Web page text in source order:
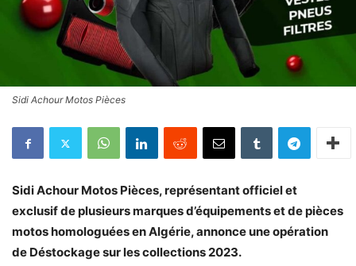
Sidi Achour Motos Pièces
Sidi Achour Motos Pièces, représentant officiel et
exclusif de plusieurs marques d’équipements et de pièces
motos homologuées en Algérie, annonce une opération
de Déstockage sur les collections 2023.